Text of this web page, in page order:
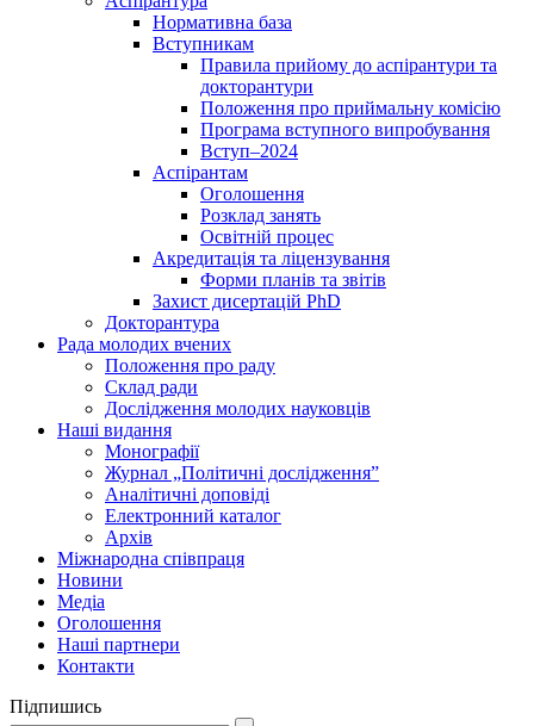
Нормативна база
Вступникам
Правила прийому до аспірантури та
докторантури
Положення про приймальну комісію
Програма вступного випробування
Вступ–2024
Аспірантам
Оголошення
Розклад занять
Освітній процес
Акредитація та ліцензування
Форми планів та звітів
Захист дисертацій PhD
Докторантура
Рада молодих вчених
Положення про раду
Склад ради
Дослідження молодих науковців
Наші видання
Монографії
Журнал „Політичні дослідження”
Аналітичні доповіді
Електронний каталог
Архів
Міжнародна співпраця
Новини
Медіa
Оголошення
Наші партнери
Контакти
Підпишись